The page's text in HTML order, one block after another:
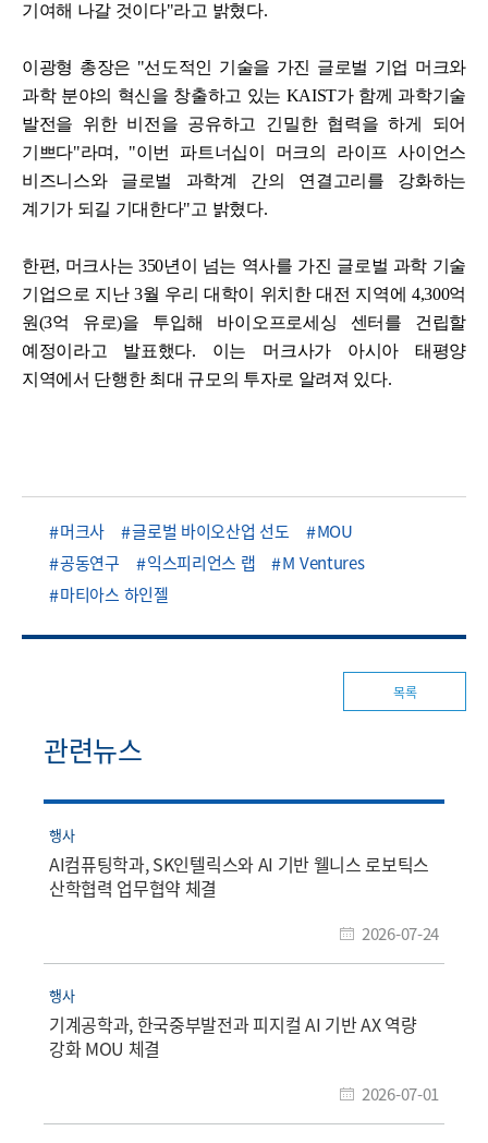
기여해 나갈 것이다"라고 밝혔다.
이광형 총장은 "선도적인 기술을 가진 글로벌 기업 머크와
과학 분야의 혁신을 창출하고 있는 KAIST가 함께 과학기술
발전을 위한 비전을 공유하고 긴밀한 협력을 하게 되어
기쁘다"라며, "이번 파트너십이 머크의 라이프 사이언스
비즈니스와 글로벌 과학계 간의 연결고리를 강화하는
계기가 되길 기대한다"고 밝혔다.
한편, 머크사는 350년이 넘는 역사를 가진 글로벌 과학 기술
기업으로 지난 3월 우리 대학이 위치한 대전 지역에 4,300억
원(3억 유로)을 투입해 바이오프로세싱 센터를 건립할
예정이라고 발표했다. 이는 머크사가 아시아 태평양
지역에서 단행한 최대 규모의 투자로 알려져 있다.
머크사 글로벌 바이오산업 선도
MOU
공동연구
익스피리언스 랩
M Ventures
마티아스 하인젤
목록
관련뉴스
행사
AI컴퓨팅학과, SK인텔릭스와 AI 기반 웰니스 로보틱스
산학협력 업무협약 체결
2026-07-24
행사
기계공학과, 한국중부발전과 피지컬 AI 기반 AX 역량
강화 MOU 체결
2026-07-01